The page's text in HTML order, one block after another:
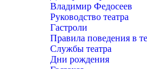
Владимир Федосеев
Руководство театра
Гастроли
Правила поведения в
Службы театра
Дни рождения